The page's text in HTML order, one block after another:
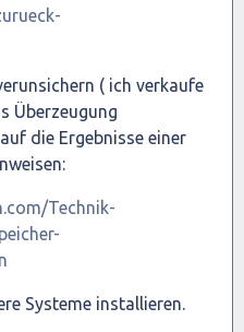
( ich verkaufe
Überzeugung
die Ergebnisse einer
Technik-
Systeme installieren.